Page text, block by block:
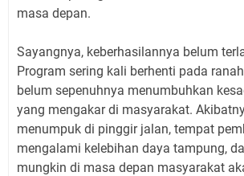
masa depan.
Sayangnya, keberhasilannya belum
Program sering kali berhenti pada
belum sepenuhnya menumbuhkan
yang mengakar di masyarakat.
menumpuk di pinggir jalan, tempat
mengalami kelebihan daya tampung,
mungkin di masa depan masyarakat